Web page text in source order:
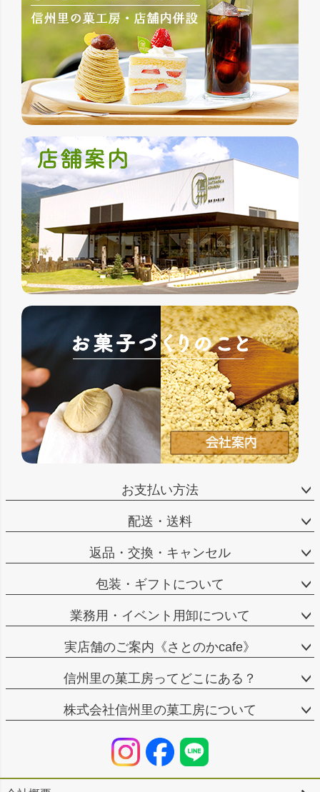
お支払い方法
配送・送料
返品・交換・キャンセル
包装・ギフトについて
業務用・イベント用卸について
実店舗のご案内《さとのかcafe》
信州里の菓工房ってどこにある？
株式会社信州里の菓工房について